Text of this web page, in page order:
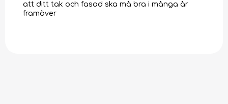
att ditt tak och fasad ska må bra i många år
framöver